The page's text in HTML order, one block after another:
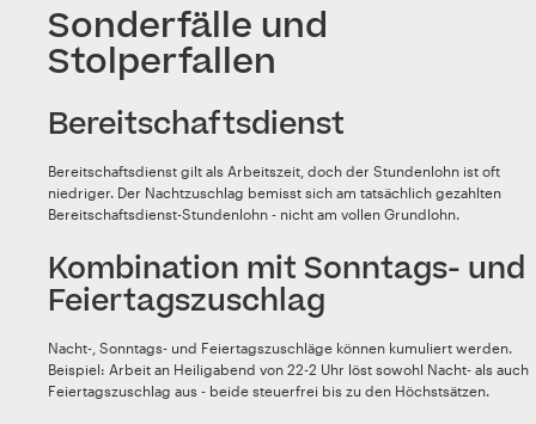
Sonderfälle und
Stolperfallen
Bereitschaftsdienst
Bereitschaftsdienst gilt als Arbeitszeit, doch der Stundenlohn ist oft
niedriger. Der Nachtzuschlag bemisst sich am tatsächlich gezahlten
Bereitschaftsdienst-Stundenlohn - nicht am vollen Grundlohn.
Kombination mit Sonntags- und
Feiertagszuschlag
Nacht-, Sonntags- und Feiertagszuschläge können kumuliert werden.
Beispiel: Arbeit an Heiligabend von 22-2 Uhr löst sowohl Nacht- als auch
Feiertagszuschlag aus - beide steuerfrei bis zu den Höchstsätzen.